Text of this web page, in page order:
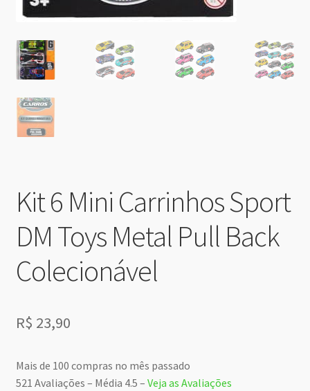
Kit 6 Mini Carrinhos Sport
DM Toys Metal Pull Back
Colecionável
R$ 23,90
Mais de 100 compras no mês passado
521 Avaliações – Média 4.5 – Veja as Avaliações